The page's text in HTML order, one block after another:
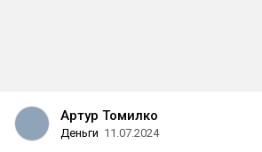
Артур Томилко
Деньги 11.07.2024